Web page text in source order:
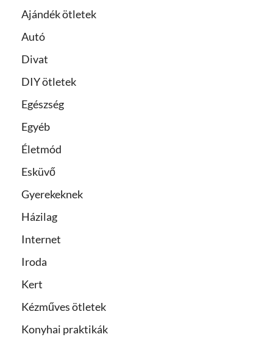
Ajándék ötletek
Autó
Divat
DIY ötletek
Egészség
Egyéb
Életmód
Esküvő
Gyerekeknek
Házilag
Internet
Iroda
Kert
Kézműves ötletek
Konyhai praktikák